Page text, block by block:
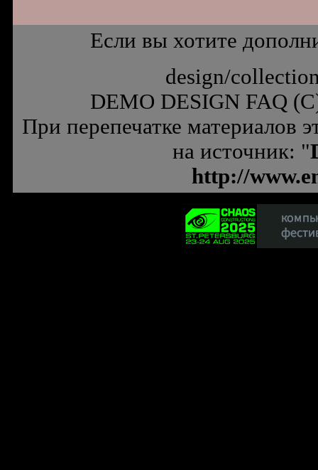
Если вы хотите
design/
DEMO DESIGN FAQ
При перепечатке материалов
на источник: "
http://